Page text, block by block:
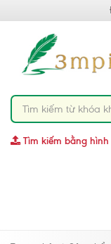
Tìm kiếm bằng hình